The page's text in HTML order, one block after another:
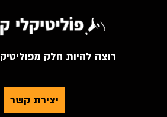
רוצה להיות חלק
יצירת קשר